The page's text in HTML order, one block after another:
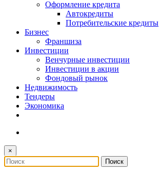
Оформление кредита
Автокредиты
Потребительские кредиты
Бизнес
Франшиза
Инвестиции
Венчурные инвестиции
Инвестиции в акции
Фондовый рынок
Недвижимость
Тендеры
Экономика
×